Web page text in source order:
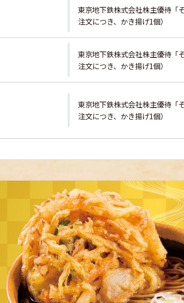
東京地下鉄株式会社株主優待「
注文につき、かき揚げ1個）
東京地下鉄株式会社株主優待「
注文につき、かき揚げ1個）
東京地下鉄株式会社株主優待「
注文につき、かき揚げ1個）